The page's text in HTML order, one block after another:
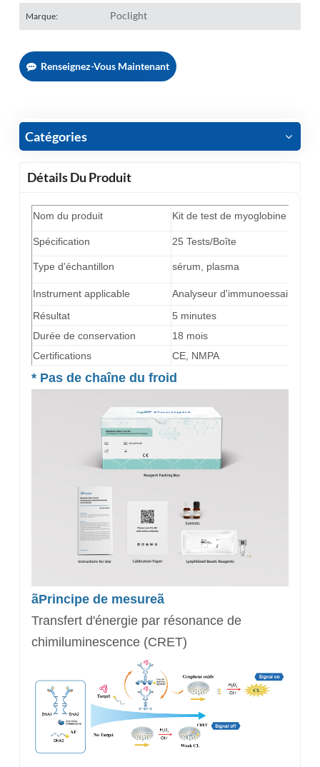
Marque: Poclight
Renseignez-Vous Maintenant
Catégories
Détails Du Produit
Nom du produit Kit de test de myoglobine
Spécification 25 Tests/Boîte
Type d'échantillon sérum, plasma
Instrument applicable
Analyseur d'immunoessai par
Résultat
5 minutes
Durée de conservation
18 mois
Certifications
CE, NMPA
* Pas de chaîne du froid
ãPrincipe de mesureã
Transfert d'énergie par résonance de
chimiluminescence (CRET)